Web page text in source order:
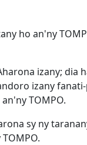
ho an'ny
izany; dia
izany
TOMPO.
sy ny